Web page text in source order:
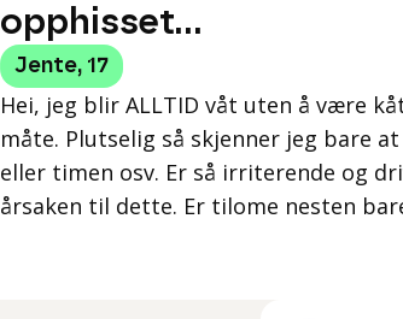
opphisset...
Jente, 17
Hei, jeg blir ALLTID våt uten å være
måte. Plutselig så skjenner jeg bare
eller timen osv. Er så irriterende og
årsaken til dette. Er tilome nesten